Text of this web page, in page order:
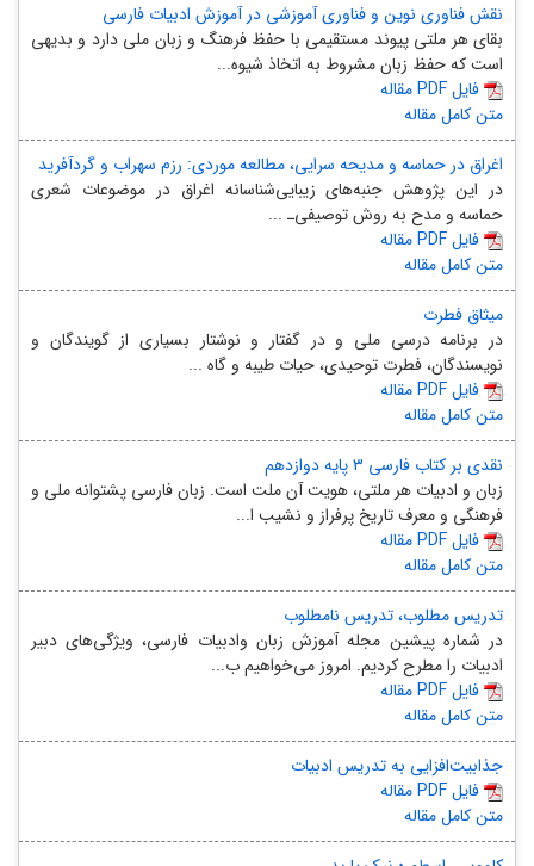
نقش فناوری نوین و فناوری آموزشی در آموزش ادبیات فارسی
بقای هر ملتی پیوند مستقیمی با حفظ فرهنگ و زبان ملی دارد و بدیهی
است که حفظ زبان مشروط به اتخاذ شیوه‌...
مقاله PDF فایل
متن کامل مقاله
اغراق در حماسه و مدیحه سرایی، مطالعه موردی: رزم سهراب و گردآفرید
در این پژوهش جنبه‌‌‌‌‌‌‌‌های زیبایی‌‌‌‌شناسانه اغراق در موضوعات شعری
حماسه و مدح به روش توصیفی‌‌‌‌ـ ...
مقاله PDF فایل
متن کامل مقاله
میثاق فطرت
در برنامه درسی ملی و در گفتار و نوشتار بسیاری از گویندگان و
نویسندگان، فطرت توحیدی، حیات طیبه و گاه ...
مقاله PDF فایل
متن کامل مقاله
نقدی بر کتاب فارسی ۳ پایه‌ دوازدهم
زبان و ادبیات هر ملتی، هویت آن ملت است. زبان فارسی پشتوانه ملی و
فرهنگی و معرف تاریخ پرفراز و نشیب ا...
مقاله PDF فایل
متن کامل مقاله
تدریس مطلوب، تدریس نامطلوب
در شماره پیشین مجله آموزش زبان وادبیات فارسی، ویژگی‌های دبیر
ادبیات را مطرح کردیم. امروز می‌خواهیم ب...
مقاله PDF فایل
متن کامل مقاله
جذابیت‌افزایی به تدریس ادبیات
مقاله PDF فایل
متن کامل مقاله